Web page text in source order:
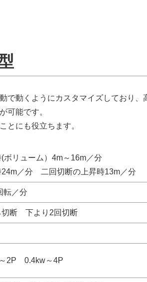
で動くようにカスタマイズしており、
可能です。
とにも役立ちます。
ボリューム）4m～16m／分
24m／分 二回切断の上昇時13m／分
転／分
切断 下より2回切断
2P 0.4kw～4P